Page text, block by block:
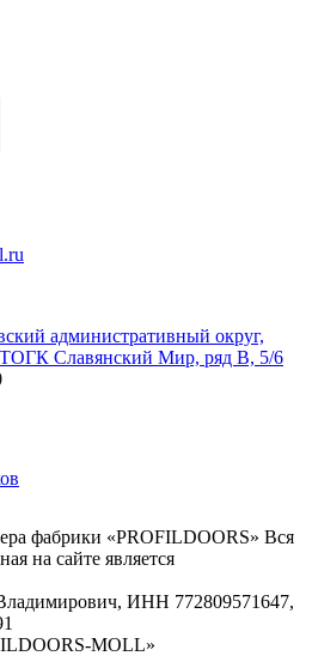
административный округ,
Славянский Мир, ряд В, 5/6
фабрики «PROFILDOORS» Вся
на сайте является
ИНН 772809571647,
MOLL»